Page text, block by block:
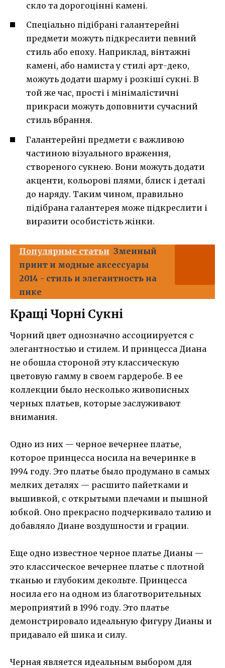
скло та дорогоцінні камені.
Спеціально підібрані галантерейні
предмети можуть підкреслити певний
стиль або епоху. Наприклад, вінтажні
камені, або намиста у стилі арт-деко,
можуть додати шарму і розкіші сукні. В
той же час, прості і мінімалістичні
прикраси можуть доповнити сучасний
стиль вбрання.
Галантерейні предмети є важливою
частиною візуального враження,
створеного сукнею. Вони можуть додати
акценти, кольорові плями, блиск і деталі
до наряду. Таким чином, правильно
підібрана галантерея може підкреслити і
виразити особистість жінки.
Популярные статьи Змеиный
принт и модные аксессуары
2014 - стиль и элегантность на
пике
Кращі Чорні Сукні
Чорний цвет однозначно ассоциируется с
элегантностью и стилем. И принцесса Диана
не обошла стороной эту классическую
цветовую гамму в своем гардеробе. В ее
коллекции было несколько живописных
черных платьев, которые заслуживают
внимания.
Одно из них — черное вечернее платье,
которое принцесса носила на вечеринке в
1994 году. Это платье было продумано в самых
мелких деталях — расшито пайетками и
вышивкой, с открытыми плечами и пышной
юбкой. Оно прекрасно подчеркивало талию и
добавляло Диане воздушности и грации.
Еще одно известное черное платье Дианы —
это классическое вечернее платье с плотной
тканью и глубоким декольте. Принцесса
носила его на одном из благотворительных
мероприятий в 1996 году. Это платье
демонстрировало идеальную фигуру Дианы и
придавало ей шика и силу.
Черная является идеальным выбором для